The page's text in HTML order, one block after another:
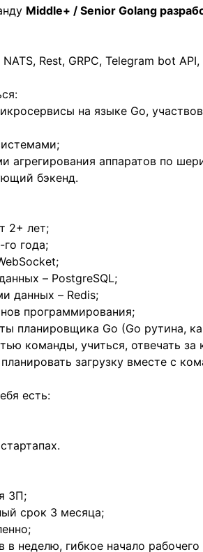
Middle+ / Senior Golang
Rest, GRPC, Telegram bot
на языке Go,
агрегирования аппаратов по
бэкенд.
2+ лет;
года;
– PostgreSQL;
данных – Redis;
программирования;
планировщика Go (Go рутина,
команды, учиться, отвечать за
загрузку вместе с
есть:
ЗП;
срок 3 месяца;
неделю, гибкое начало